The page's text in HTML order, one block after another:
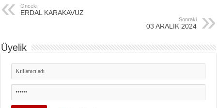
Önceki
ERDAL KARAKAVUZ
Sonraki
03 ARALIK 2024
Üyelik